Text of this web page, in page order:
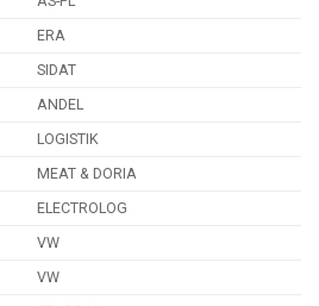
ERA
SIDAT
ANDEL
LOGISTIK
MEAT & DORIA
ELECTROLOG
VW
VW